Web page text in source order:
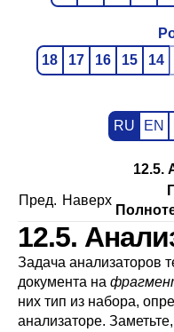
18
17 16 15 14
RU EN
12.5.
Пред. Наверх
12.5.
Задача анализаторов
документа на
них тип из набора,
анализаторе.